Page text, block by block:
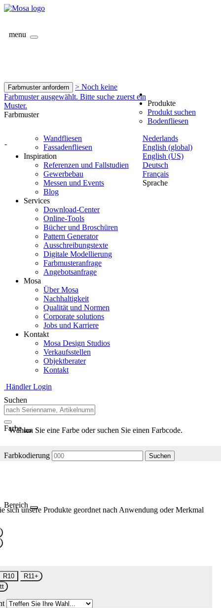
menu
Farbmuster anfordern
> Noch keine
Farbmuster ausgewählt. Bitte suche zuerst ein
Muster.
Farbmuster
-
Nederlands
English (global)
English (US)
Deutsch
Français
Sprache
Produkte
Produkt suchen
Bodenfliesen
Wandfliesen
Fassadenfliesen
Inspiration
Referenzen und Fallstudien
Gewerbebau
Messen und Events
Blog
Services
Download-Center
Online-Tools
Bücher und Broschüren
Pattern Generator
Ausschreibungstexte
Digitale Modellierung
Farbmusteranfrage
Angebotsanfrage
Mosa
Über Mosa
Nachhaltigkeit
Qualität und Normen
Corporate solutions
Jobs und Karriere
Kontakt
Mosa Design Studios
Verkaufsstellen
Objektberater
Kontakt
Händler Login
Suchen
Farbe
Wählen Sie eine Farbe oder suchen Sie einen Farbcode.
Farbkodierung Suchen
Bereich
sich unsere Produkte geordnet nach Anwendung oder Merkmal
R10
R11+